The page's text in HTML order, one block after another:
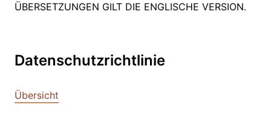
ÜBERSETZUNGEN GILT DIE ENGLISCHE VERSION.
Datenschutzrichtlinie
Übersicht